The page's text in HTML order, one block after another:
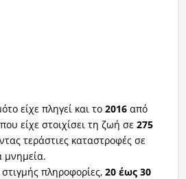
είχε πληγεί και το 2016από
είχε στοιχίσει τη ζωή σε 275
τεράστιες καταστροφές σε
μνημεία.
πληροφορίες, 20 έως 30